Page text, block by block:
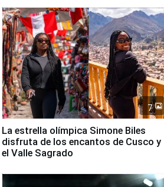
7
La estrella olímpica Simone Biles
disfruta de los encantos de Cusco y
el Valle Sagrado